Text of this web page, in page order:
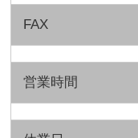
FAX
営業時間